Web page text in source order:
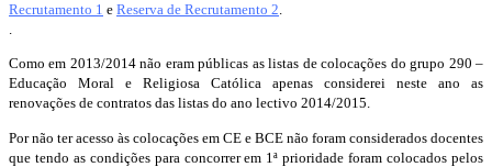
Recrutamento 1 e Reserva de Recrutamento 2.
.
Como em 2013/2014 não eram públicas as listas de colocações do grupo 290 –
Educação Moral e Religiosa Católica apenas considerei neste ano as
renovações de contratos das listas do ano lectivo 2014/2015.
Por não ter acesso às colocações em CE e BCE não foram considerados docentes
que tendo as condições para concorrer em 1ª prioridade foram colocados pelos